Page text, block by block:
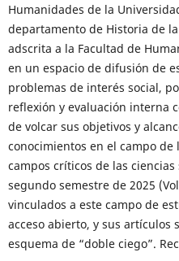
Humanidades de la
departamento de Historia de
adscrita a la Facultad de
en un espacio de difusión de
problemas de interés social,
reflexión y evaluación interna
de volcar sus objetivos y
conocimientos en el campo de
campos críticos de las
segundo semestre de 2025
vinculados a este campo de
acceso abierto, y sus artículos
esquema de “doble ciego”.